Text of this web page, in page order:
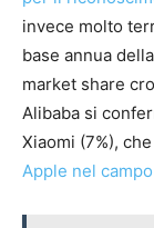
invece molto
base annua
market share
Alibaba si
Xiaomi (7%),
Apple nel